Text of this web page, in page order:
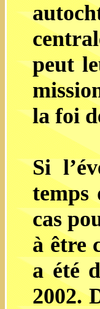
peut
la foi
Si
temps
cas
à être
a été
2002.